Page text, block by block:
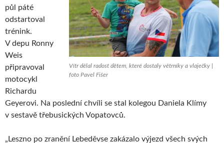
Vítr dělal radost dětem, které dostaly větrníky a vlaječky |
foto Pavel Fišer
půl páté
odstartoval
trénink.
V depu Ronny
Weis
připravoval
motocykl
Richardu
Geyerovi. Na poslední chvíli se stal kolegou Daniela Klímy
v sestavě třebusických Vopatovců.
„Leszno po zranění Lebeděvse zakázalo výjezd všech svých